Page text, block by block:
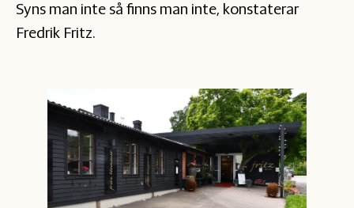
Syns man inte så finns man inte, konstaterar
Fredrik Fritz.